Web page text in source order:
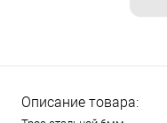
Описание товара: